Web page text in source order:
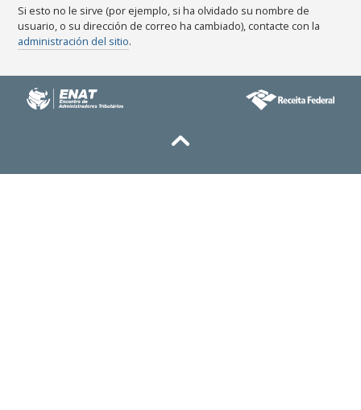
Si esto no le sirve (por ejemplo, si ha olvidado su nombre de
usuario, o su dirección de correo ha cambiado), contacte con la
administración del sitio.